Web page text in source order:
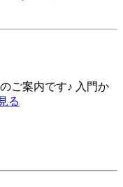
ご案内です♪ 入門か
る